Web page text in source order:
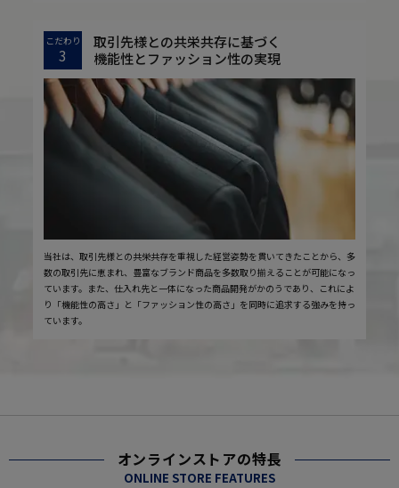
こだわり
3
取引先様との共栄共存に基づく
機能性とファッション性の実現
当社は、取引先様との共栄共存を重視した経営姿勢を貫いてきたことから、多
数の取引先に恵まれ、豊富なブランド商品を多数取り揃えることが可能になっ
ています。また、仕入れ先と一体になった商品開発がかのうであり、これによ
り「機能性の高さ」と「ファッション性の高さ」を同時に追求する強みを持っ
ています。
オンラインストアの特長
ONLINE STORE FEATURES